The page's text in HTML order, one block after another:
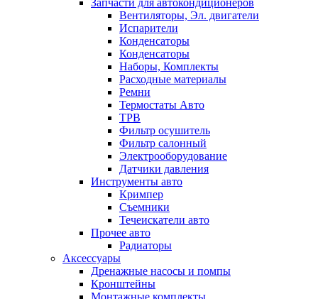
Запчасти для автокондиционеров
Вентиляторы, Эл. двигатели
Испарители
Конденсаторы
Конденсаторы
Наборы, Комплекты
Расходные материалы
Ремни
Термостаты Авто
ТРВ
Фильтр осушитель
Фильтр салонный
Электрооборудование
Датчики давления
Инструменты авто
Кримпер
Съемники
Течеискатели авто
Прочее авто
Радиаторы
Аксессуары
Дренажные насосы и помпы
Кронштейны
Монтажные комплекты